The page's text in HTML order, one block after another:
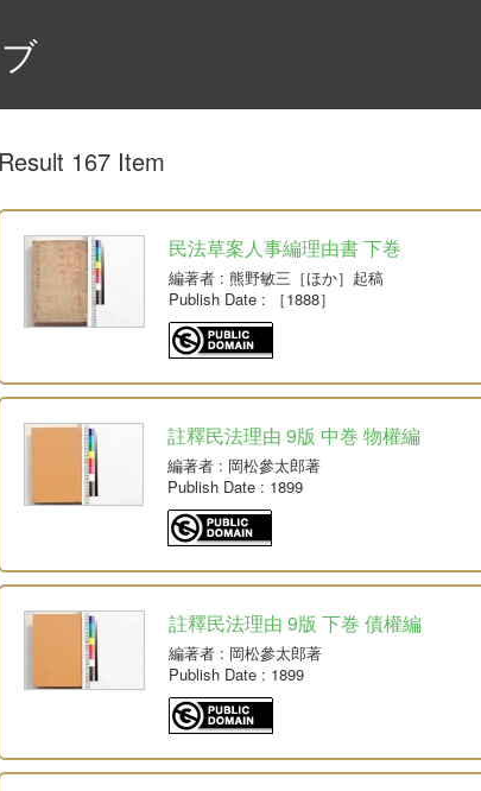
Result 167 Item
民法草案人事編理由書 下巻
編著者: 熊野敏三［ほか］起稿
Publish Date: ［1888］
註釋民法理由 9版 中巻 物權編
編著者: 岡松參太郎著
Publish Date: 1899
註釋民法理由 9版 下巻 債權編
編著者: 岡松參太郎著
Publish Date: 1899